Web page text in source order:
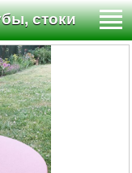
стоки